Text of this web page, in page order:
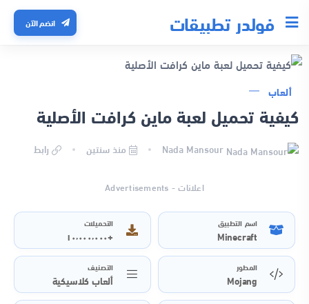
فولدر تطبيقات انضم الآن
ألعاب
كيفية تحميل لعبة ماين كرافت الأصلية
منذ سنتين رابط
اعلانات - Advertisements
اسم التطبيق
Minecraft
التحميلات
+١٠٬٠٠٠٬٠٠٠
المطور
Mojang
التصنيف
ألعاب كلاسيكية